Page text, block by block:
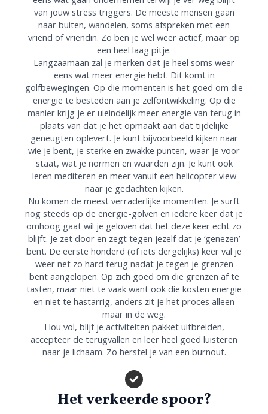
van jouw stress triggers. De meeste mensen gaan
naar buiten, wandelen, soms afspreken met een
vriend of vriendin. Zo ben je wel weer actief, maar op
een heel laag pitje.
Langzaamaan zal je merken dat je heel soms weer
eens wat meer energie hebt. Dit komt in
golfbewegingen. Op die momenten is het goed om die
energie te besteden aan je zelfontwikkeling. Op die
manier krijg je er uieindelijk meer energie van terug in
plaats van dat je het opmaakt aan dat tijdelijke
geneugten oplevert. Je kunt bijvoorbeeld kijken naar
wie je bent, je sterke en zwakke punten, waar je voor
staat, wat je normen en waarden zijn. Je kunt ook
leren mediteren en meer vanuit een helicopter view
naar je gedachten kijken.
Nu komen de meest verraderlijke momenten. Je surft
nog steeds op de energie-golven en iedere keer dat je
omhoog gaat wil je geloven dat het deze keer echt zo
blijft. Je zet door en zegt tegen jezelf dat je ‘genezen’
bent. De eerste honderd (of iets dergelijks) keer val je
weer net zo hard terug nadat je tegen je grenzen
bent aangelopen. Op zich goed om die grenzen af te
tasten, maar niet te vaak want ook die kosten energie
en niet te hastarrig, anders zit je het proces alleen
maar in de weg.
Hou vol, blijf je activiteiten pakket uitbreiden,
accepteer de terugvallen en leer heel goed luisteren
naar je lichaam. Zo herstel je van een burnout.
Het verkeerde spoor?